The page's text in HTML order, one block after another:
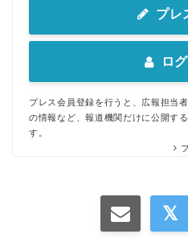
プレ
ロ
プレス会員登録を行うと、広報担当
の情報など、報道機関だけに公開す
す。